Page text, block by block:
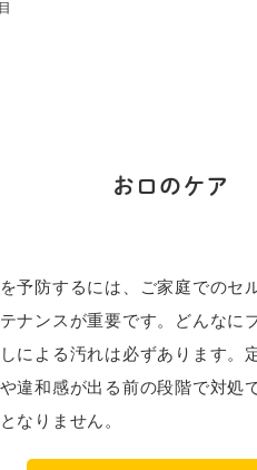
お口のケア
予防するには、ご家庭でのセ
ナンスが重要です。どんなに
による汚れは必ずあります。
違和感が出る前の段階で対処
なりません。